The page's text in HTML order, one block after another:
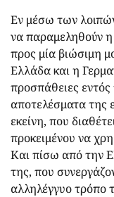
Εν μέσω των
να παραμεληθούν η
προς μία βιώσιμη
Ελλάδα και η
προσπάθειες
αποτελέσματα της
εκείνη, που
προκειμένου να
Και πίσω από την
της, που
αλληλέγγυο τρόπο